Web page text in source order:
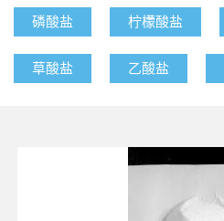
磷酸盐 柠檬酸盐
草酸盐 乙酸盐